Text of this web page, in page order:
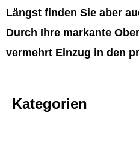
Längst finden Sie aber
Durch Ihre markante
vermehrt Einzug in den
Kategorien